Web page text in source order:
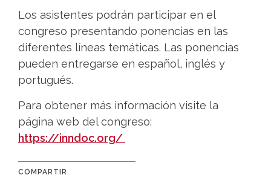
Los asistentes podrán participar en el
congreso presentando ponencias en las
diferentes líneas temáticas. Las ponencias
pueden entregarse en español, inglés y
portugués.
Para obtener más información visite la
página web del congreso:
https://inndoc.org/